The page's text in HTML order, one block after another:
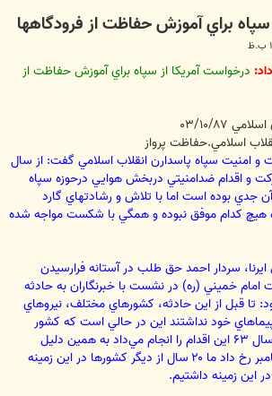
سپاه براي آموزش حفاظت از فرودگاهها
درخواست آمريكا از سپاه براي آموزش حفاظت از
‪۰۳/۱۰/۸۷‬
اسلامي.حفاظت پرواز
امنيت سپاه پاسدارن انقلاب اسلامي گفت: از سال
حدود ‪ ۱۳۰‬حركت و اقدام ضدامنيتي دربخش هوايي درحوزه سپاه
كه ‪ ۳۰‬مورد آن جدي بوده است اما با تلاش و رشادتهاي گارد
هيچ كدام موفق نبوده و همگي با شكست مواجه شده
سردار احمد حق طلب در آستانه فرارسيدن
تا قبل از اين حادثه، كشورهاي مختلف، نيروهاي
خود نداشتند اين در حالي است كه كشور
جمهوري اسلامي ايران از سال ‪ ۶۳‬اين اقدام را انجام مي‌داد به همين دليل
هنگامي كه حادثه ‪ ۱۱‬سپتامبر رخ داد ما ‪ ۲۰‬سال از ديگر كشورها در اين زمينه
اين زمينه داشتيم.